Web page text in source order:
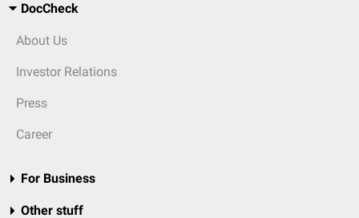
DocCheck
About Us
Investor Relations
Press
Career
For Business
Other stuff